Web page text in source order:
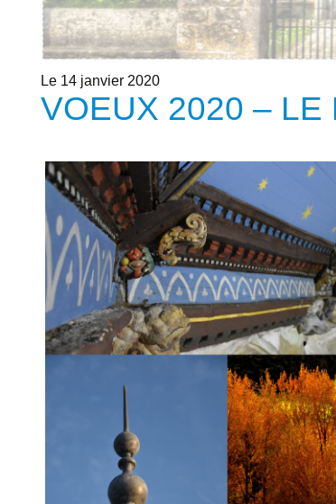
Le 14 janvier 2020
VOEUX 2020 – LE